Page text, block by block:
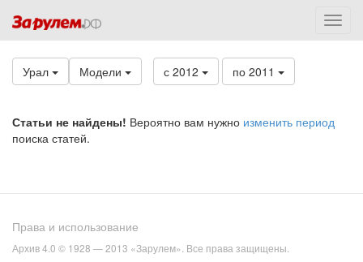
Урал Модели с 2012 по 2011
Статьи не найдены! Вероятно вам нужно изменить период
поиска статей.
Права и использование
Архив 4.0 © 1928 — 2013 «Зарулем». Все права защищены.